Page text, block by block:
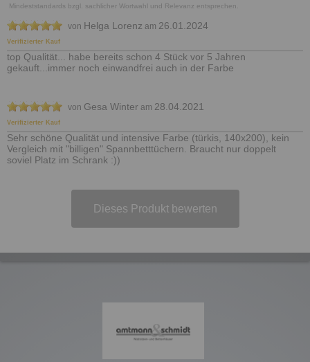
Mindeststandards bzgl. sachlicher Wortwahl und Relevanz entsprechen.
Verifizierter Kauf
von Helga Lorenz am 26.01.2024
top Qualität... habe bereits schon 4 Stück vor 5 Jahren
gekauft...immer noch einwandfrei auch in der Farbe
Verifizierter Kauf
von Gesa Winter am 28.04.2021
Sehr schöne Qualität und intensive Farbe (türkis, 140x200), kein
Vergleich mit "billigen" Spannbetttüchern. Braucht nur doppelt
soviel Platz im Schrank :))
Dieses Produkt bewerten